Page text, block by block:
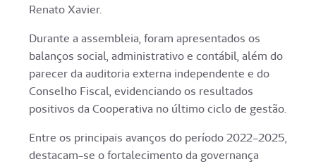
Renato Xavier.
Durante a assembleia, foram apresentados os
balanços social, administrativo e contábil, além do
parecer da auditoria externa independente e do
Conselho Fiscal, evidenciando os resultados
positivos da Cooperativa no último ciclo de gestão.
Entre os principais avanços do período 2022–2025,
destacam-se o fortalecimento da governança